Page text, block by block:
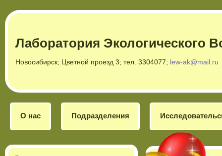
Лаборатория Экологического
Новосибирск; Цветной проезд 3; тел. 3304077; lew-ak@mail.ru
О нас Подразделения